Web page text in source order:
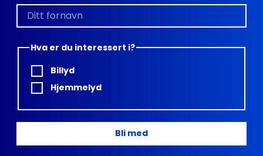
Hva er du interessert i?
Billyd
Hjemmelyd
Bli med